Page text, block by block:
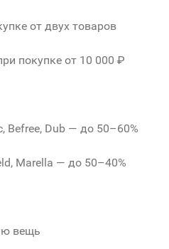
от двух товаров
покупке от 10 000 ₽
Befree, Dub — до 50–60%
Marella — до 50–40%
вещь